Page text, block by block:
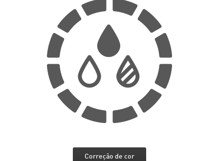
Correção de cor